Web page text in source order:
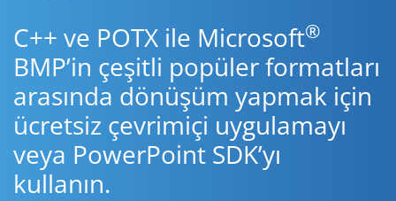
C++ ve POTX ile Microsoft®
BMP’in çeşitli popüler formatları
arasında dönüşüm yapmak için
ücretsiz çevrimiçi uygulamayı
veya PowerPoint SDK’yı
kullanın.